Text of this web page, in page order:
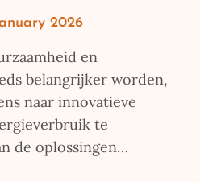
2026
en
belangrijker worden,
naar innovatieve
te
de oplossingen…